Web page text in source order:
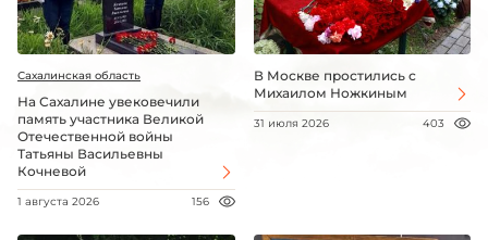
Сахалинская область
На Сахалине увековечили
память участника Великой
Отечественной войны
Татьяны Васильевны
Кочневой
1 августа 2026 156
В Москве простились с
Михаилом Ножкиным
31 июля 2026 403